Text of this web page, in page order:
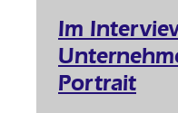
Im
Portrait